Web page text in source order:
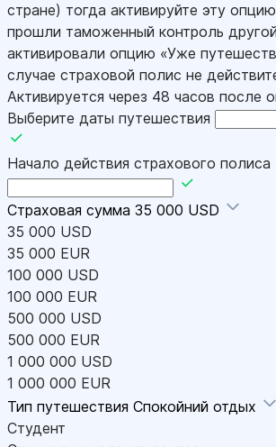
стране) тогда активируйте эту
прошли таможенный контроль
активировали опцию «Уже
случае страховой полис не
Активируется через 48 часов после
Выберите даты путешествия
Начало действия страхового полиса
Страховая сумма 35 000 USD
35 000 USD
35 000 EUR
100 000 USD
100 000 EUR
500 000 USD
500 000 EUR
1 000 000 USD
1 000 000 EUR
Тип путешествия Спокойний отдых
Студент